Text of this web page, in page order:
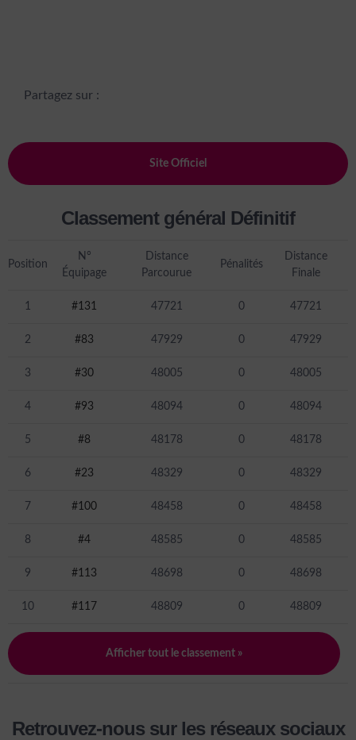
Partagez sur :
Site Officiel
Classement général Définitif
Position
N°
Équipage
Distance
Parcourue
Pénalités
Distance
Finale
1 #131 47721 0 47721
2 #83 47929 0 47929
3 #30 48005 0 48005
4 #93 48094 0 48094
5 #8 48178 0 48178
6 #23 48329 0 48329
7 #100 48458 0 48458
8 #4 48585 0 48585
9 #113 48698 0 48698
10 #117 48809 0 48809
Afficher tout le classement »
Retrouvez-nous sur les réseaux sociaux